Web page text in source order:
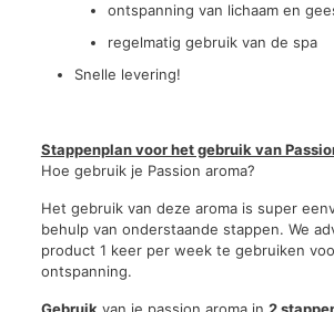
ontspanning van lichaam en
regelmatig gebruik van de spa
Snelle levering!
Stappenplan voor het gebruik van
Hoe gebruik je Passion aroma?
Het gebruik van deze aroma is super
behulp van onderstaande stappen. We
product 1 keer per week te gebruiken
ontspanning.